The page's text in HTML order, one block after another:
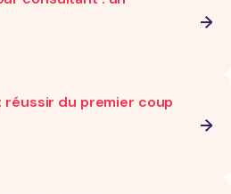
réussir du premier coup